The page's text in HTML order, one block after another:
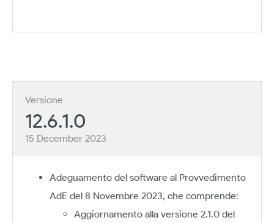
Versione
12.6.1.0
15 December 2023
Adeguamento del software al Provvedimento
AdE del 8 Novembre 2023, che comprende:
Aggiornamento alla versione 2.1.0 del